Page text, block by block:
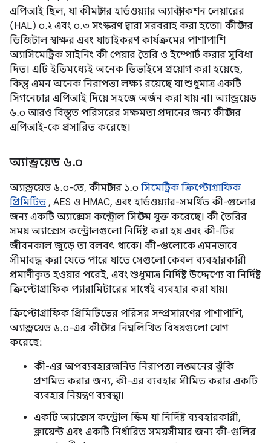
এপিআই ছিল, যা কীমাস্টার হার্ডওয়্যার অ্যাবস্ট্রাকশন লেয়ারের
(HAL) ০.২ এবং ০.৩ সংস্করণ দ্বারা সরবরাহ করা হতো। কীস্টোর
ডিজিটাল স্বাক্ষর এবং যাচাইকরণ কার্যক্রমের পাশাপাশি
অ্যাসিমেট্রিক সাইনিং কী পেয়ার তৈরি ও ইম্পোর্ট করার সুবিধা
দিত। এটি ইতিমধ্যেই অনেক ডিভাইসে প্রয়োগ করা হয়েছে,
কিন্তু এমন অনেক নিরাপত্তা লক্ষ্য রয়েছে যা শুধুমাত্র একটি
সিগনেচার এপিআই দিয়ে সহজে অর্জন করা যায় না। অ্যান্ড্রয়েড
৬.০ আরও বিস্তৃত পরিসরের সক্ষমতা প্রদানের জন্য কীস্টোর
এপিআই-কে প্রসারিত করেছে।
অ্যান্ড্রয়েড ৬.০
অ্যান্ড্রয়েড ৬.০-তে, কীমাস্টার ১.০ সিমেট্রিক ক্রিপ্টোগ্রাফিক
প্রিমিটিভ , AES ও HMAC, এবং হার্ডওয়্যার-সমর্থিত কী-গুলোর
জন্য একটি অ্যাক্সেস কন্ট্রোল সিস্টেম যুক্ত করেছে। কী তৈরির
সময় অ্যাক্সেস কন্ট্রোলগুলো নির্দিষ্ট করা হয় এবং কী-টির
জীবনকাল জুড়ে তা বলবৎ থাকে। কী-গুলোকে এমনভাবে
সীমাবদ্ধ করা যেতে পারে যাতে সেগুলো কেবল ব্যবহারকারী
প্রমাণীকৃত হওয়ার পরেই, এবং শুধুমাত্র নির্দিষ্ট উদ্দেশ্যে বা নির্দিষ্ট
ক্রিপ্টোগ্রাফিক প্যারামিটারের সাথেই ব্যবহার করা যায়।
ক্রিপ্টোগ্রাফিক প্রিমিটিভের পরিসর সম্প্রসারণের পাশাপাশি,
অ্যান্ড্রয়েড ৬.০-এর কীস্টোর নিম্নলিখিত বিষয়গুলো যোগ
করেছে:
কী-এর অপব্যবহারজনিত নিরাপত্তা লঙ্ঘনের ঝুঁকি
প্রশমিত করার জন্য, কী-এর ব্যবহার সীমিত করার একটি
ব্যবহার নিয়ন্ত্রণ ব্যবস্থা।
একটি অ্যাক্সেস কন্ট্রোল স্কিম যা নির্দিষ্ট ব্যবহারকারী,
ক্লায়েন্ট এবং একটি নির্ধারিত সময়সীমার জন্য কী-গুলির